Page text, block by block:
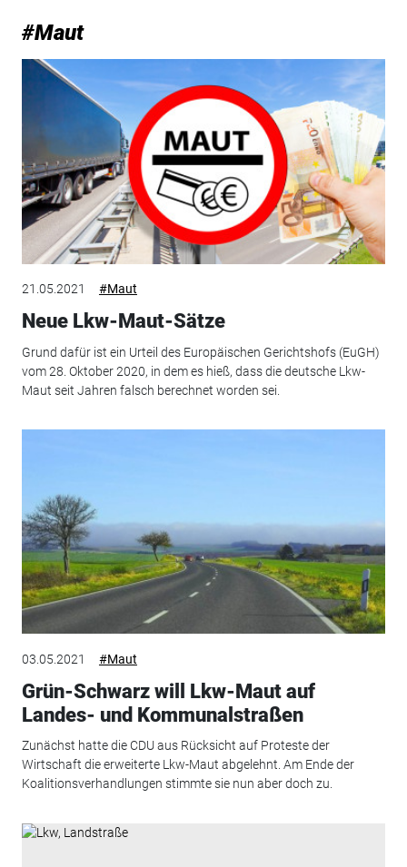
#Maut
21.05.2021 #Maut
Neue Lkw-Maut-Sätze
Grund dafür ist ein Urteil des Europäischen Gerichtshofs (EuGH)
vom 28. Oktober 2020, in dem es hieß, dass die deutsche Lkw-
Maut seit Jahren falsch berechnet worden sei.
03.05.2021 #Maut
Grün-Schwarz will Lkw-Maut auf
Landes- und Kommunalstraßen
Zunächst hatte die CDU aus Rücksicht auf Proteste der
Wirtschaft die erweiterte Lkw-Maut abgelehnt. Am Ende der
Koalitionsverhandlungen stimmte sie nun aber doch zu.